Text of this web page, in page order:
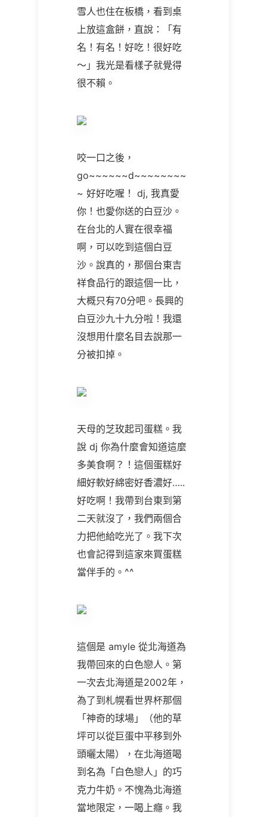
雪人也住在板橋，看到桌
上放這盒餅，直說：「有
名！有名！好吃！很好吃
～」我光是看樣子就覺得
很不賴。
咬一口之後，
go~~~~~~d~~~~~~~~
~ 好好吃喔！ dj, 我真愛
你！也愛你送的白豆沙。
在台北的人實在很幸福
啊，可以吃到這個白豆
沙。說真的，那個台東吉
祥食品行的跟這個一比，
大概只有70分吧。長興的
白豆沙九十九分啦！我還
沒想用什麼名目去說那一
分被扣掉。
天母的芝玫起司蛋糕。我
說 dj 你為什麼會知道這麼
多美食啊？！這個蛋糕好
細好軟好綿密好香濃好…..
好吃啊！我帶到台東到第
二天就沒了，我們兩個合
力把他給吃光了。我下次
也會記得到這家來買蛋糕
當伴手的。^^
這個是 amyle 從北海道為
我帶回來的白色戀人。第
一次去北海道是2002年，
為了到札幌看世界杯那個
「神奇的球場」（他的草
坪可以從巨蛋中平移到外
頭曬太陽），在北海道喝
到名為「白色戀人」的巧
克力牛奶。不愧為北海道
當地限定，一喝上癮。我